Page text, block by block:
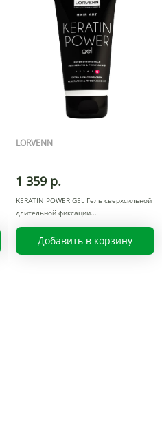
LORVENN
1 359 р.
KERATIN POWER GEL Гель сверхсильной
длительной фиксации
Добавить в корзину